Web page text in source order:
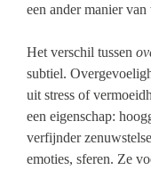
een ander manier
Het verschil tussen
subtiel.
uit stress of
een eigenschap:
verfijnder
emoties, sferen. Ze